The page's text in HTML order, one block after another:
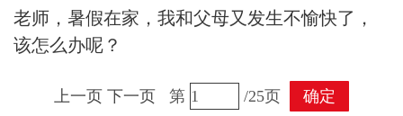
老师，暑假在家，我和父母又发生不愉快了，
该怎么办呢？
上一页 下一页 第 /25页 确定